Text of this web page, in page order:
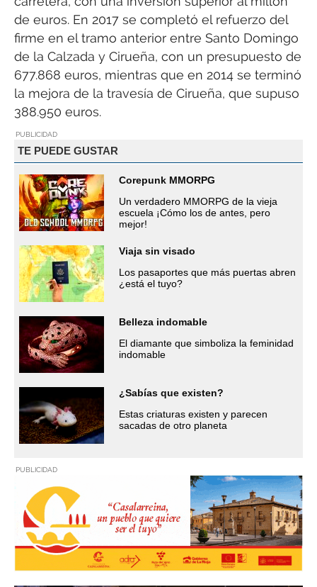
de euros. En 2017 se completó el refuerzo del
firme en el tramo anterior entre Santo Domingo
de la Calzada y Cirueña, con un presupuesto de
677.868 euros, mientras que en 2014 se terminó
la mejora de la travesía de Cirueña, que supuso
388.950 euros.
PUBLICIDAD
TE PUEDE GUSTAR
Corepunk MMORPG
Un verdadero MMORPG de la vieja
escuela ¡Cómo los de antes, pero
mejor!
Viaja sin visado
Los pasaportes que más puertas abren
¿está el tuyo?
Belleza indomable
El diamante que simboliza la feminidad
indomable
¿Sabías que existen?
Estas criaturas existen y parecen
sacadas de otro planeta
PUBLICIDAD